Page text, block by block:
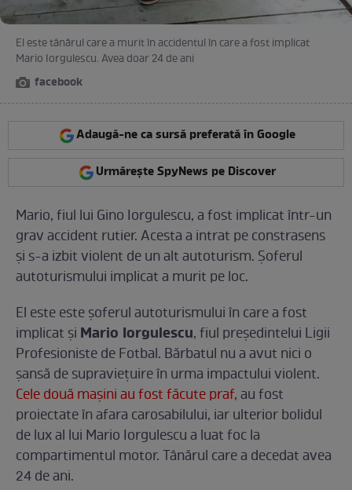
El este tânărul care a murit în accidentul în care a fost implicat
Mario Iorgulescu. Avea doar 24 de ani
facebook
Adaugă-ne ca sursă preferată în Google
Urmărește SpyNews pe Discover
Mario, fiul lui Gino Iorgulescu, a fost implicat într-un
grav accident rutier. Acesta a intrat pe constrasens
şi s-a izbit violent de un alt autoturism. Şoferul
autoturismului implicat a murit pe loc.
El este este şoferul autoturismului în care a fost
implicat şi Mario Iorgulescu, fiul președintelui Ligii
Profesioniste de Fotbal. Bărbatul nu a avut nici o
şansă de supravieţuire în urma impactului violent.
Cele două maşini au fost făcute praf,au fost
proiectate în afara carosabilului, iar ulterior bolidul
de lux al lui Mario Iorgulescu a luat foc la
compartimentul motor. Tânărul care a decedat avea
24 de ani.